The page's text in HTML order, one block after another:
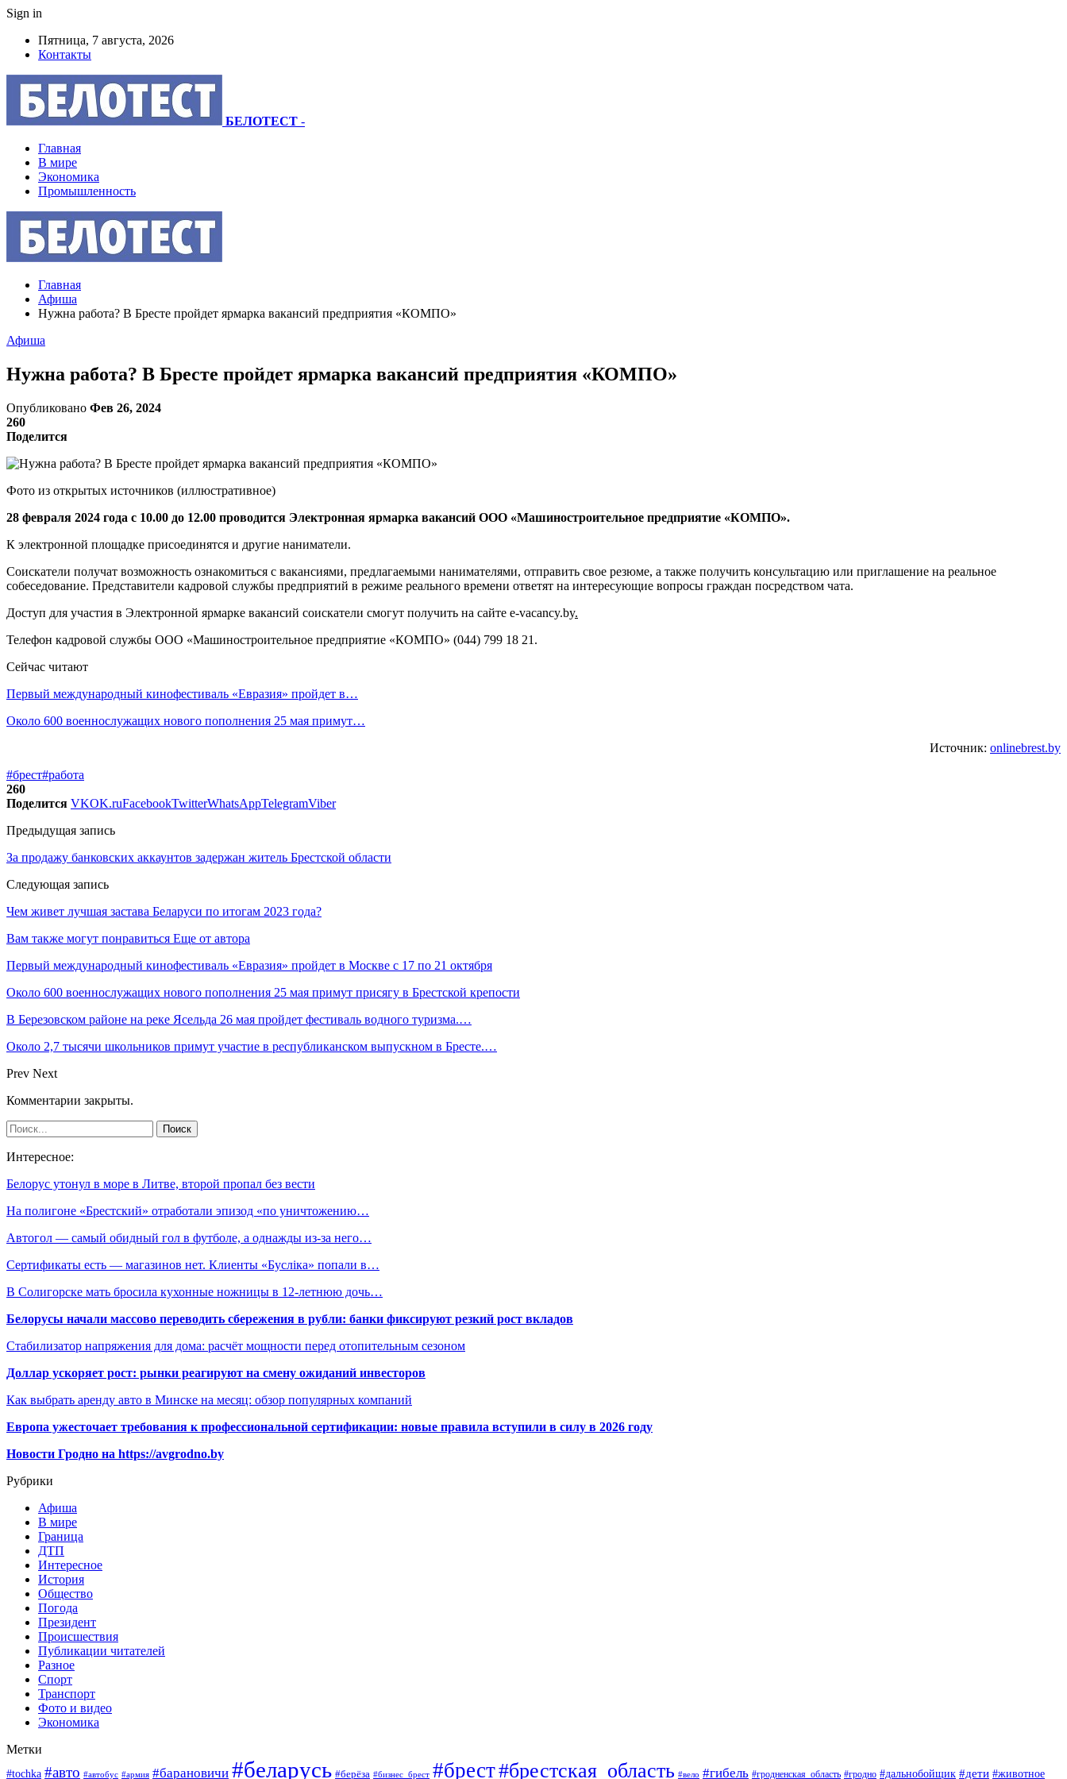
Sign in
Пятница, 7 августа, 2026
Контакты
БЕЛОТЕСТ -
Главная
В мире
Экономика
Промышленность
Главная
Афиша
Нужна работа? В Бресте пройдет ярмарка вакансий предприятия «КОМПО»
Афиша
Нужна работа? В Бресте пройдет ярмарка вакансий предприятия «КОМПО»
Опубликовано Фев 26, 2024
260
Поделится
Фото из открытых источников (иллюстративное)
28 февраля 2024 года с 10.00 до 12.00 проводится Электронная ярмарка вакансий ООО «Машиностроительное предприятие «КОМПО».
К электронной площадке присоединятся и другие наниматели.
Соискатели получат возможность ознакомиться с вакансиями, предлагаемыми нанимателями, отправить свое резюме, а также получить консультацию или приглашение на реальное
собеседование. Представители кадровой службы предприятий в режиме реального времени ответят на интересующие вопросы граждан посредством чата.
Доступ для участия в Электронной ярмарке вакансий соискатели смогут получить на сайте e-vacancy.by.
Телефон кадровой службы ООО «Машиностроительное предприятие «КОМПО» (044) 799 18 21.
Сейчас читают
Первый международный кинофестиваль «Евразия» пройдет в…
Около 600 военнослужащих нового пополнения 25 мая примут…
Источник: onlinebrest.by
#брест#работа
260
Поделится VKOK.ruFacebookTwitterWhatsAppTelegramViber
Предыдущая запись
За продажу банковских аккаунтов задержан житель Брестской области
Следующая запись
Чем живет лучшая застава Беларуси по итогам 2023 года?
Вам также могут понравиться Еще от автора
Первый международный кинофестиваль «Евразия» пройдет в Москве с 17 по 21 октября
Около 600 военнослужащих нового пополнения 25 мая примут присягу в Брестской крепости
В Березовском районе на реке Ясельда 26 мая пройдет фестиваль водного туризма.…
Около 2,7 тысячи школьников примут участие в республиканском выпускном в Бресте.…
Prev Next
Комментарии закрыты.
Интересное:
Белорус утонул в море в Литве, второй пропал без вести
На полигоне «Брестский» отработали эпизод «по уничтожению…
Автогол — самый обидный гол в футболе, а однажды из-за него…
Сертификаты есть — магазинов нет. Клиенты «Буслiка» попали в…
В Солигорске мать бросила кухонные ножницы в 12-летнюю дочь…
Белорусы начали массово переводить сбережения в рубли: банки фиксируют резкий рост вкладов
Стабилизатор напряжения для дома: расчёт мощности перед отопительным сезоном
Доллар ускоряет рост: рынки реагируют на смену ожиданий инвесторов
Как выбрать аренду авто в Минске на месяц: обзор популярных компаний
Европа ужесточает требования к профессиональной сертификации: новые правила вступили в силу в 2026 году
Новости Гродно на https://avgrodno.by
Рубрики
Афиша
В мире
Граница
ДТП
Интересное
История
Общество
Погода
Президент
Происшествия
Публикации читателей
Разное
Спорт
Транспорт
Фото и видео
Экономика
Метки
#tochka #авто #автобус #армия #барановичи #беларусь #берёза #бизнес_брест #брест#брестская_область #вело #гибель #гродненская_область #гродно #дальнобойщик #дети #животное